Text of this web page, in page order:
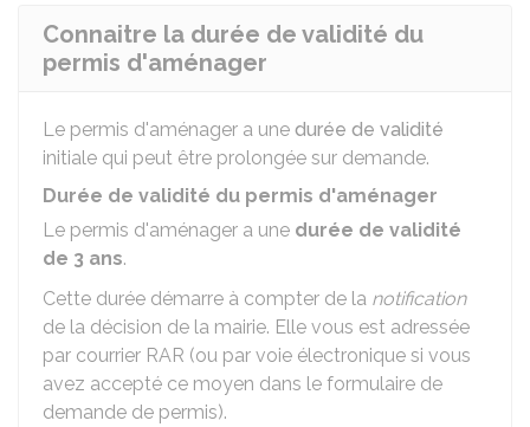
Connaitre la durée de validité du
permis d'aménager
Le permis d'aménager a une durée de validité
initiale qui peut être prolongée sur demande.
Durée de validité du permis d'aménager
Le permis d'aménager a une durée de validité
de 3 ans.
Cette durée démarre à compter de la notification
de la décision de la mairie. Elle vous est adressée
par courrier RAR (ou par voie électronique si vous
avez accepté ce moyen dans le formulaire de
demande de permis).